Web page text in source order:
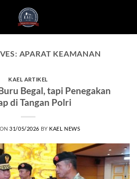
APARAT KEAMANAN
KAEL ARTIKEL
Begal, tapi Penegakan
di Tangan Polri
ON31/05/2026 BY KAEL NEWS